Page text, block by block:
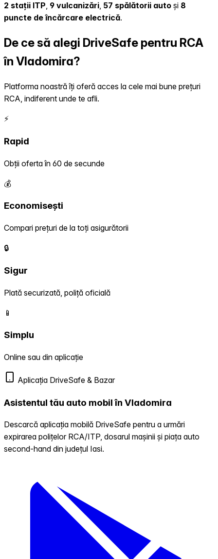
2 stații ITP, 9 vulcanizări, 57 spălătorii auto și 8
puncte de încărcare electrică.
De ce să alegi DriveSafe pentru RCA
în Vladomira?
Platforma noastră îți oferă acces la cele mai bune prețuri
RCA, indiferent unde te afli.
⚡
Rapid
Obții oferta în 60 de secunde
💰
Economisești
Compari prețuri de la toți asigurătorii
🔒
Sigur
Plată securizată, poliță oficială
📱
Simplu
Online sau din aplicație
Aplicația DriveSafe & Bazar
Asistentul tău auto mobil în Vladomira
Descarcă aplicația mobilă DriveSafe pentru a urmări
expirarea polițelor RCA/ITP, dosarul mașinii și piața auto
second-hand din județul Iasi.